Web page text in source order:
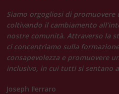
Siamo orgogliosi di promuovere
coltivando il cambiamento
nostre comunità. Attraverso la
ci concentriamo sulla
consapevolezza e promuovere
inclusivo, in cui tutti si sentano
Joseph Ferraro